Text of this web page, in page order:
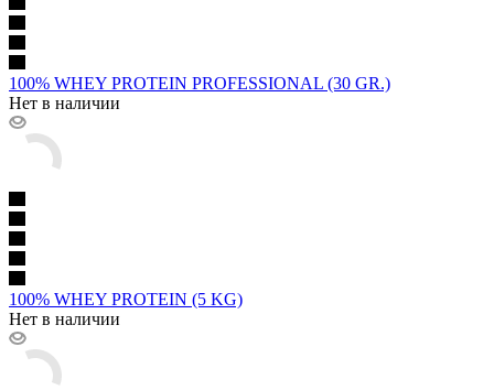
100% WHEY PROTEIN PROFESSIONAL (30 GR.)
Нет в наличии
100% WHEY PROTEIN (5 KG)
Нет в наличии